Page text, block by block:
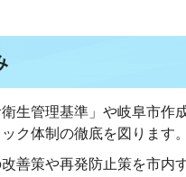
生管理基準」や岐阜市作
ク体制の徹底を図ります。
善策や再発防止策を市内